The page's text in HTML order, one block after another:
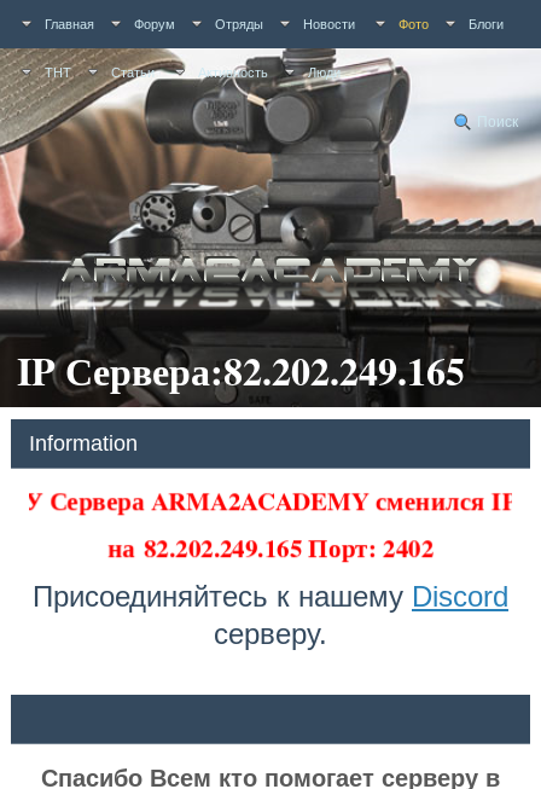
Главная Форум Отряды Новости Фото Блоги
ТНТ Статьи Активность Люди
Поиск
IP Сервера:82.202.249.165
Information
У Сервера ARMA2ACADEMY сменился IP
на82.202.249.165 Порт: 2402
Присоединяйтесь к нашему Discord
серверу.
Спасибо Всем кто помогает серверу в